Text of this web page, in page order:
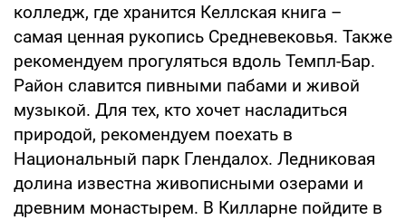
колледж, где хранится Келлская книга –
самая ценная рукопись Средневековья. Также
рекомендуем прогуляться вдоль Темпл-Бар.
Район славится пивными пабами и живой
музыкой. Для тех, кто хочет насладиться
природой, рекомендуем поехать в
Национальный парк Глендалох. Ледниковая
долина известна живописными озерами и
древним монастырем. В Килларне пойдите в